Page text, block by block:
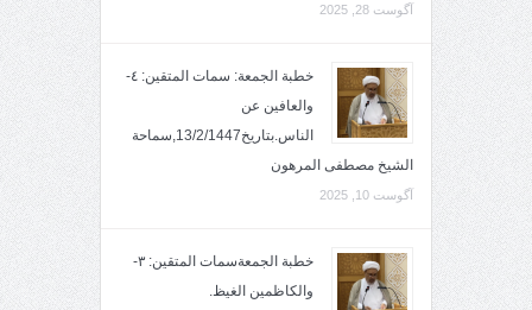
آگوست 28, 2025
خطبة الجمعة: سمات المتقين: ٤-
والعافين عن
الناس.بتاريخ13/2/1447,سماحة
الشيخ مصطفى المرهون
آگوست 10, 2025
خطبة الجمعةسمات المتقين: ٣-
والكاظمين الغيظ.